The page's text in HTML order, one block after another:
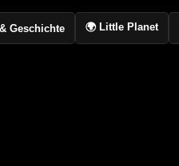
Geschichte 🌍 Little Planet